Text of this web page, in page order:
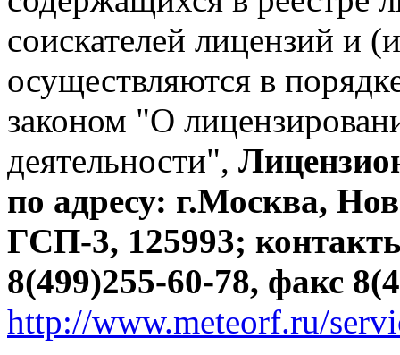
соискателей лицензий и
осуществляются в
законом "О
деятельности",
по адресу: г.Москва,
ГСП-3, 125993;
8(499)255-60-78, факс
http://www.meteorf.ru/